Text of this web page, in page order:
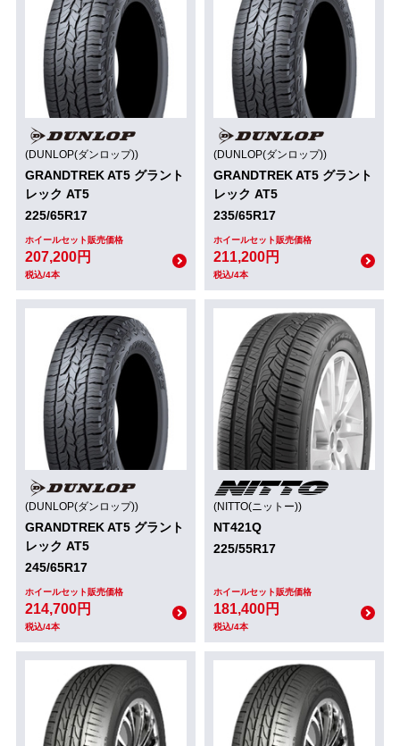
(DUNLOP(ダンロップ))
GRANDTREK AT5 グラント
レック AT5
225/65R17
ホイールセット販売価格
207,200円
税込/4本
(DUNLOP(ダンロップ))
GRANDTREK AT5 グラント
レック AT5
235/65R17
ホイールセット販売価格
211,200円
税込/4本
(DUNLOP(ダンロップ))
GRANDTREK AT5 グラント
レック AT5
245/65R17
ホイールセット販売価格
214,700円
税込/4本
(NITTO(ニットー))
NT421Q
225/55R17
ホイールセット販売価格
181,400円
税込/4本